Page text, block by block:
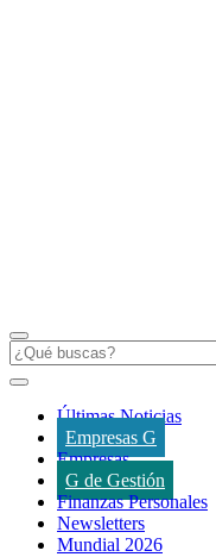
Últimas Noticias
Empresas G
Empresas
G de Gestión
Finanzas Personales
Newsletters
Mundial 2026